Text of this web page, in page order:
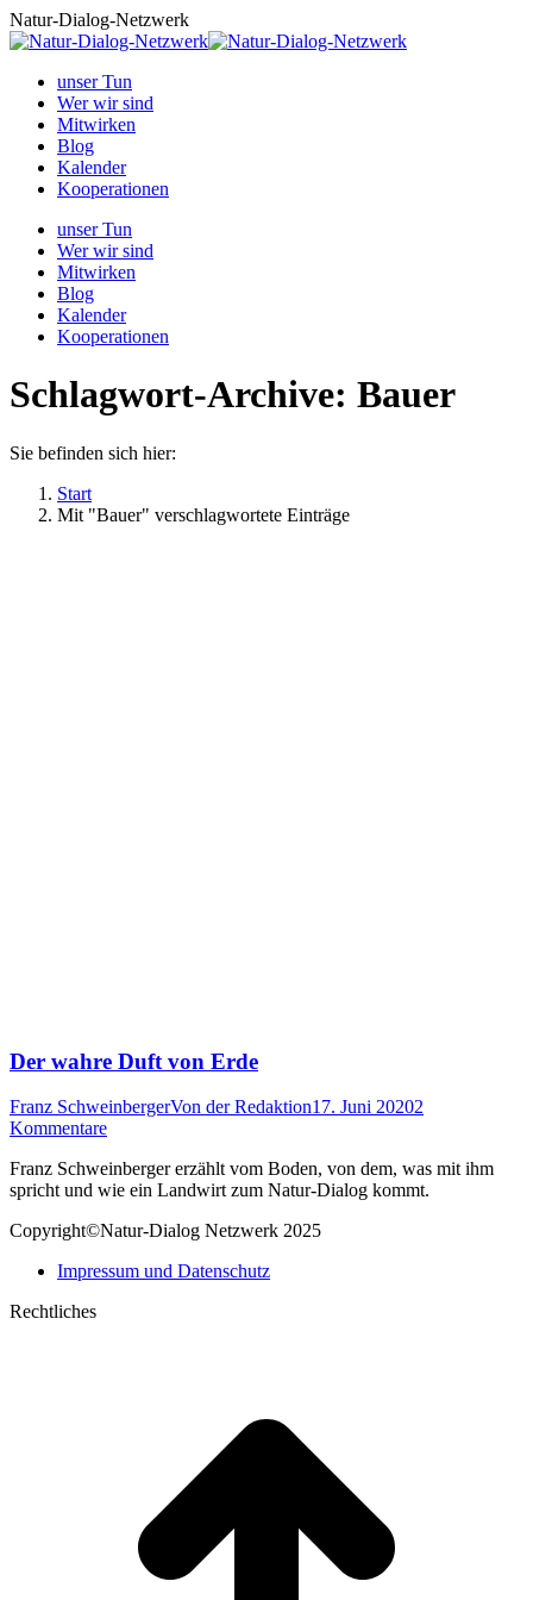
Zum
Inhalt
Natur-Dialog-Netzwerk
unser Tun
Wer wir sind
Mitwirken
Blog
Kalender
Kooperationen
unser Tun
Wer wir sind
Mitwirken
Blog
Kalender
Kooperationen
Schlagwort-Archive: Bauer
Sie befinden sich hier:
Start
Mit "Bauer" verschlagwortete Einträge
Der wahre Duft von Erde
Franz SchweinbergerVon der Redaktion17. Juni 20202
Kommentare
Franz Schweinberger erzählt vom Boden, von dem, was mit ihm
spricht und wie ein Landwirt zum Natur-Dialog kommt.
Copyright©Natur-Dialog Netzwerk 2025
Impressum und Datenschutz
Rechtliches